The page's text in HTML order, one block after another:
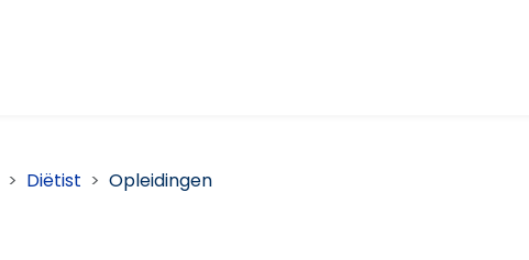
Diëtist Opleidingen